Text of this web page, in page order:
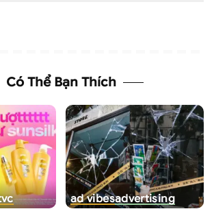
Có Thể Bạn Thích
ad vibesadvertising